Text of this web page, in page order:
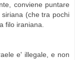
conviene puntare
(che tra pochi
filo iraniana.
e' illegale, e non